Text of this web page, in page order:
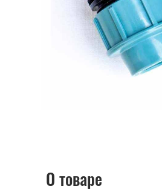
О товаре